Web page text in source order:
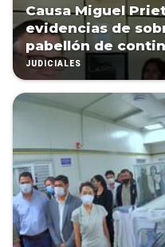
Causa Miguel
evidencias de
pabellón de
JUDICIALES